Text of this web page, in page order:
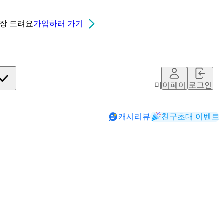
드려요가입하러 가기
마이페이지로그인
캐시리뷰 친구초대 이벤트